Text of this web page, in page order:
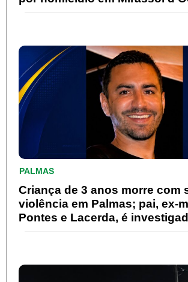
PALMAS
Criança de 3 anos morre com
violência em Palmas; pai, ex-
Pontes e Lacerda, é